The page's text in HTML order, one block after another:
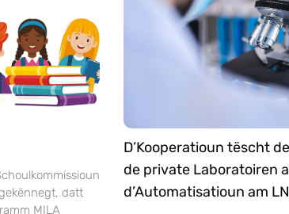
datt
MILA
D’Kooperatioun tëscht
de private Laboratoiren
d’Automatisatioun am